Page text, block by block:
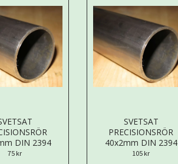
DIN 2394
75 kr
SVETSAT
PRECISIONSRÖR
40x2mm DIN 2394
105 kr